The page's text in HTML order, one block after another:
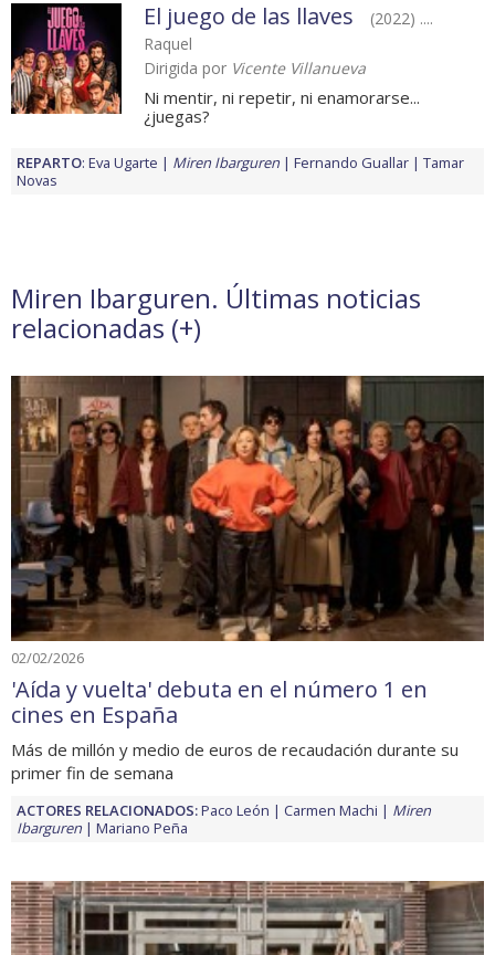
El juego de las llaves
(2022) ....
Raquel
Dirigida por Vicente Villanueva
Ni mentir, ni repetir, ni enamorarse...
¿juegas?
REPARTO: Eva Ugarte Miren Ibarguren Fernando Guallar
Tamar
Novas
Miren Ibarguren. Últimas noticias
relacionadas (+)
02/02/2026
'Aída y vuelta' debuta en el número 1 en
cines en España
Más de millón y medio de euros de recaudación durante su
primer fin de semana
ACTORES RELACIONADOS:Paco León Carmen Machi
Miren
Ibarguren
Mariano Peña